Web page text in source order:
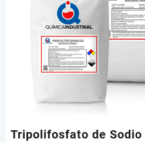
Tripolifosfato de Sodio